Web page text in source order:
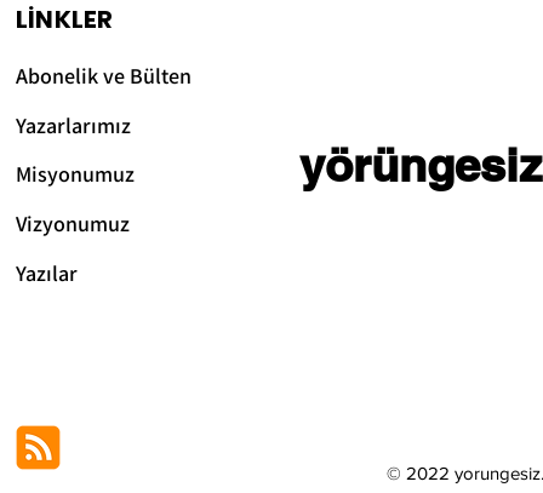
LİNKLER
Abonelik ve Bülten
Yazarlarımız
Misyonumuz
Vizyonumuz
Yazılar
© 2022